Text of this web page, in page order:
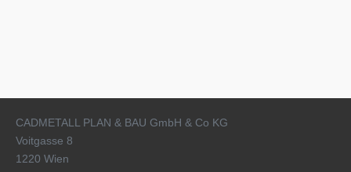
CADMETALL PLAN & BAU GmbH & Co KG
Voitgasse 8
1220 Wien